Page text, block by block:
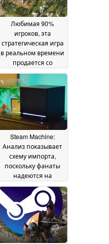
Любимая 90%
игроков, эта
стратегическая игра
в реальном времени
продается со
скидкой 50% в Steam
07 June 2026
Steam Machine:
Анализ показывает
схему импорта,
поскольку фанаты
надеются на
открытие Summer
Game Fest 202604 June
2026